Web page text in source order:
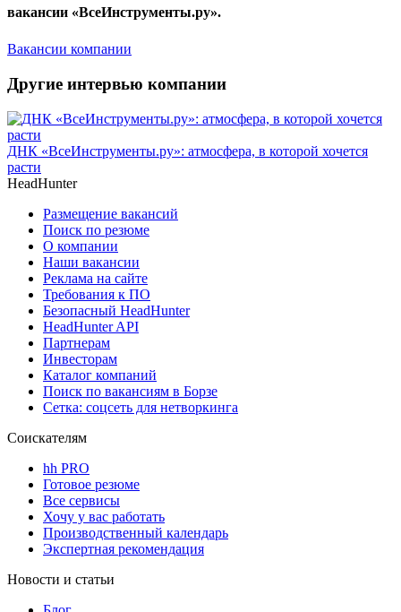
вакансии «ВсеИнструменты.ру».
Вакансии компании
Другие интервью компании
ДНК «ВсеИнструменты.ру»: атмосфера, в которой хочется
расти
HeadHunter
Размещение вакансий
Поиск по резюме
О компании
Наши вакансии
Реклама на сайте
Требования к ПО
Безопасный HeadHunter
HeadHunter API
Партнерам
Инвесторам
Каталог компаний
Поиск по вакансиям в Борзе
Сетка: соцсеть для нетворкинга
Соискателям
hh PRO
Готовое резюме
Все сервисы
Хочу у вас работать
Производственный календарь
Экспертная рекомендация
Новости и статьи